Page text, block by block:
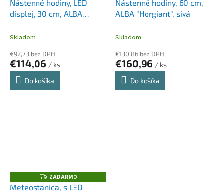
Nástenné hodiny, LED
displej, 30 cm, ALBA
Skladom
€92,73 bez DPH
€114,06 / ks
Do košíka
Nástenné hodiny, 60 cm,
ALBA "Horgiant", sivá
Skladom
€130,86 bez DPH
€160,96 / ks
Do košíka
Z
A
ZADARMO
Meteostanica, s LED